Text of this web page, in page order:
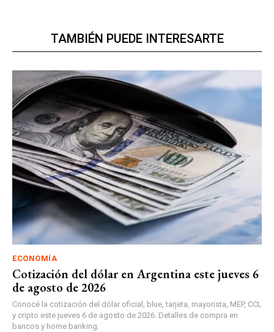
TAMBIÉN PUEDE INTERESARTE
ECONOMÍA
Cotización del dólar en Argentina este jueves 6
de agosto de 2026
Conocé la cotización del dólar oficial, blue, tarjeta, mayorista, MEP, CCL
y cripto este jueves 6 de agosto de 2026. Detalles de compra en
bancos y home banking.